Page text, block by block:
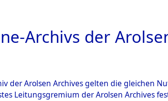
PERSONENINDEX PERSON
Archivs der
der Arolsen Archives gelten die gleichen
Leitungsgremium der Arolsen Archives